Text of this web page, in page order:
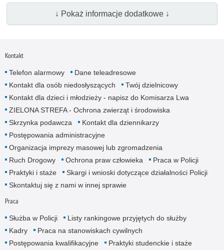
↓ Pokaż informacje dodatkowe ↓
Kontakt
Telefon alarmowy
Dane teleadresowe
Kontakt dla osób niedosłyszących
Twój dzielnicowy
Kontakt dla dzieci i młodzieży - napisz do Komisarza Lwa
ZIELONA STREFA - Ochrona zwierząt i środowiska
Skrzynka podawcza
Kontakt dla dziennikarzy
Postępowania administracyjne
Organizacja imprezy masowej lub zgromadzenia
Ruch Drogowy
Ochrona praw człowieka
Praca w Policji
Praktyki i staże
Skargi i wnioski dotyczące działalności Policji
Skontaktuj się z nami w innej sprawie
Praca
Służba w Policji
Listy rankingowe przyjętych do służby
Kadry
Praca na stanowiskach cywilnych
Postępowania kwalifikacyjne
Praktyki studenckie i staże